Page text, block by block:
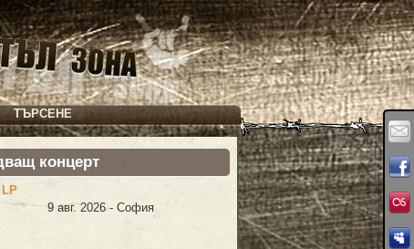
ТЪРСЕНЕ
концерт
LP
9 авг. 2026 - София